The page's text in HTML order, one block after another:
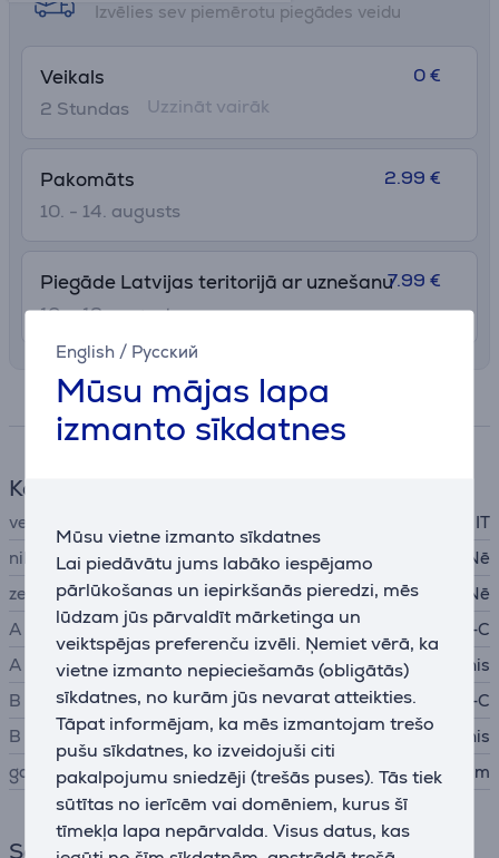
English / Русский
Mūsu mājas lapa
izmanto sīkdatnes
Mūsu vietne izmanto sīkdatnes
Lai piedāvātu jums labāko iespējamo
pārlūkošanas un iepirkšanās pieredzi, mēs
lūdzam jūs pārvaldīt mārketinga un
veiktspējas preferenču izvēli. Ņemiet vērā, ka
vietne izmanto nepieciešamās (obligātās)
sīkdatnes, no kurām jūs nevarat atteikties.
Tāpat informējam, ka mēs izmantojam trešo
pušu sīkdatnes, ko izveidojuši citi
pakalpojumu sniedzēji (trešās puses). Tās tiek
sūtītas no ierīcēm vai domēniem, kurus šī
tīmekļa lapa nepārvalda. Visus datus, kas
Izvēlies sev piemērotu piegādes veidu
Veikals
2 Stundas
0 €
Uzzināt vairāk
Pakomāts
10. - 14. augusts
2.99 €
Piegāde Latvijas teritorijā ar uznešanu
10. - 12. augusts
7.99 €
Specifikācija
Kabelis
veids
IT
niķeļa kontakti
Nē
zeltīts kontakts
Nē
A kontakts
USB-C
A veida savienojums
spraudnis
B kontakts
USB-C
B veida savienojums
spraudnis
garums
1,5 m
Savienojums